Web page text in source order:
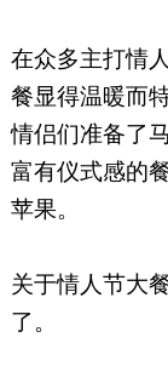
在众多主打情
餐显得温暖而
情侣们准备了
富有仪式感的
苹果。
关于情人节大
了。